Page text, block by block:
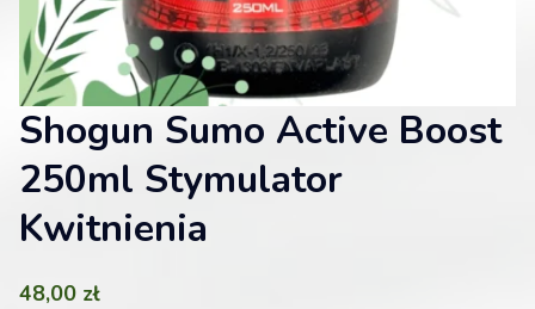
Shogun Sumo Active Boost
250ml Stymulator
Kwitnienia
48,00 zł